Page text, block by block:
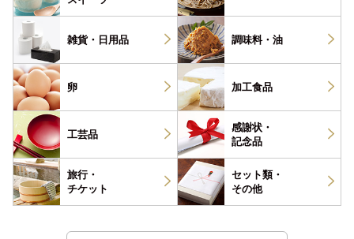
雑貨・ 日用品 調味料・ 油
卵 加工食品
工芸品
感謝状・
記念品
旅行・
チケット
セット類・
その他